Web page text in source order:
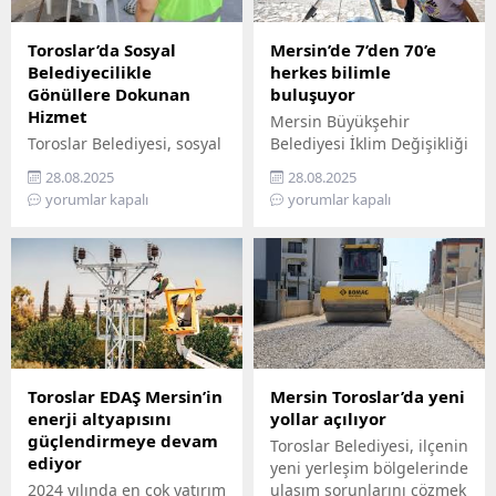
Toroslar’da Sosyal
Belediyecilikle
Gönüllere Dokunan
Hizmet
Toroslar Belediyesi, sosyal
belediyecilik anlayışıyla
vatandaşların gönüllerine
dokunmaya devam ediyor.
vatandaşlar, özel
gereksinimli bireyler ile
gazi ve şehit aileleri,
belediyenin şefkatli elini
her zaman yanlarında
hissediyor. Belediye Sosyal
Destek Hizmetleri
Müdürlüğü’ne bağlı Şehit
ve Gazi Şefliği ile Yaşlı ve
Engelli Şefliği, belli
periyotlarla ev ziyaretleri
28.08.2025
yorumlar kapalı
Mersin’de 7’den 70’e
herkes bilimle
buluşuyor
Mersin Büyükşehir
Belediyesi İklim Değişikliği
ve Sıfır Atık Dairesi
Başkanlığı, Mercan 100.
Yıl İklim ve Çevre Bilim
edemeyenler için bilimi
yurttaşın ayağına
götürüyor. ‘Gökyüzü
Hepimizin, Bilim Her
Yerde’ sloganıyla yola
çıkan Büyükşehir,
Mersin’in ilçelerini tek tek
gezerek 7’den 70’e herkesi
bilimle buluşturuyor.
Bilimi, hayatın her
alanında yaygınlaştırmayı
28.08.2025
yorumlar kapalı
Toroslar EDAŞ Mersin’in
enerji altyapısını
güçlendirmeye devam
ediyor
2024 yılında en çok yatırım
Mersin Toroslar’da yeni
yollar açılıyor
Toroslar Belediyesi, ilçenin
yeni yerleşim bölgelerinde
ulaşım sorunlarını çözmek